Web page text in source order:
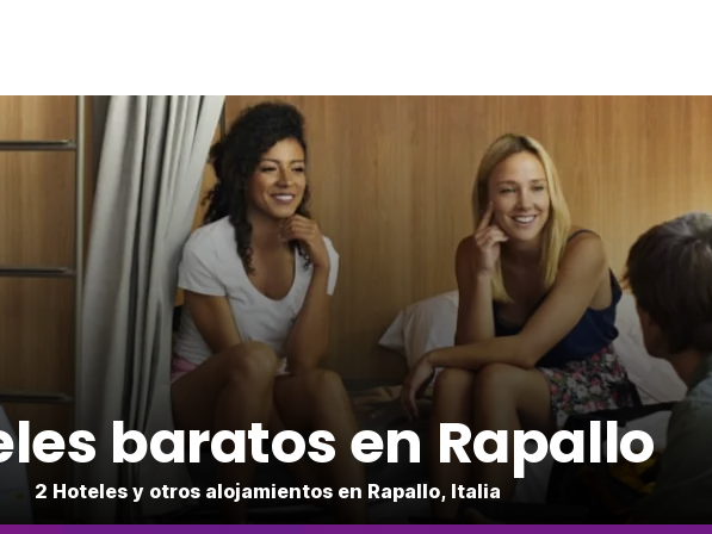
baratos en Rapallo
2 Hoteles y otros alojamientos en Rapallo, Italia